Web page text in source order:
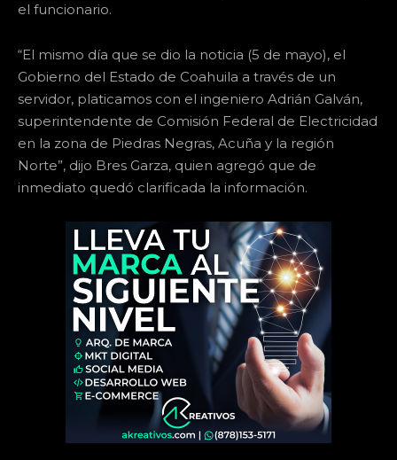
el funcionario.
“El mismo día que se dio la noticia (5 de mayo), el
Gobierno del Estado de Coahuila a través de un
servidor, platicamos con el ingeniero Adrián Galván,
superintendente de Comisión Federal de Electricidad
en la zona de Piedras Negras, Acuña y la región
Norte”, dijo Bres Garza, quien agregó que de
inmediato quedó clarificada la información.